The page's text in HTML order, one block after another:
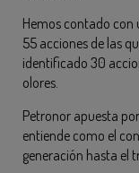
Hemos contado con
55 acciones de las
identificado 30
olores.
Petronor apuesta
entiende como el
generación hasta el